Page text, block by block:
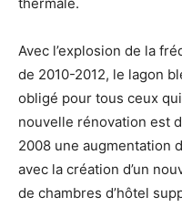
Avec l’explosion de la
de 2010-2012, le lagon
obligé pour tous ceux
nouvelle rénovation est
2008 une augmentation
avec la création d’un
de chambres d’hôtel